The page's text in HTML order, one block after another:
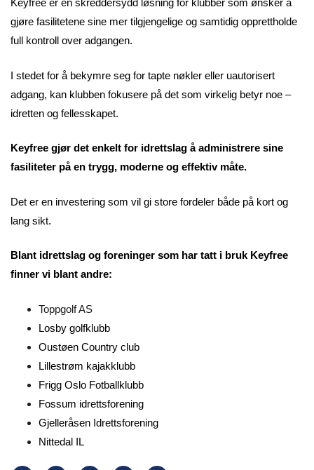
Keyfree er en skreddersydd løsning for klubber som ønsker å
gjøre fasilitetene sine mer tilgjengelige og samtidig opprettholde
full kontroll over adgangen.
I stedet for å bekymre seg for tapte nøkler eller uautorisert
adgang, kan klubben fokusere på det som virkelig betyr noe –
idretten og fellesskapet.
Keyfree gjør det enkelt for idrettslag å administrere sine
fasiliteter på en trygg, moderne og effektiv måte.
Det er en investering som vil gi store fordeler både på kort og
lang sikt.
Blant idrettslag og foreninger som har tatt i bruk Keyfree
finner vi blant andre:
Toppgolf AS
Losby golfklubb
Oustøen Country club
Lillestrøm kajakklubb
Frigg Oslo Fotballklubb
Fossum idrettsforening
Gjelleråsen Idrettsforening
Nittedal IL